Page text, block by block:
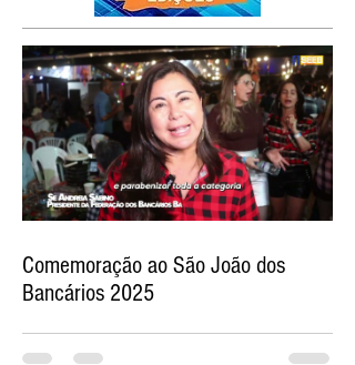
Comemoração ao São João dos
Bancários 2025